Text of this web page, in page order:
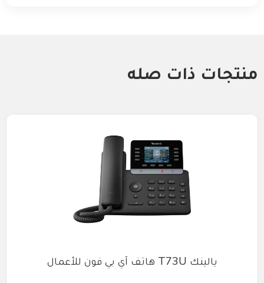
منتجات ذات صله
يالينك T73U هاتف آي بي فون للأعمال